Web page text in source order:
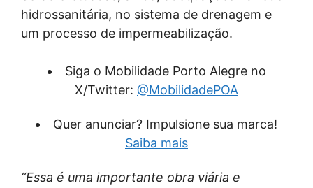
hidrossanitária, no sistema de drenagem e
um processo de impermeabilização.
Siga o Mobilidade Porto Alegre no
X/Twitter: @MobilidadePOA
Quer anunciar? Impulsione sua marca!
Saiba mais
“Essa é uma importante obra viária e